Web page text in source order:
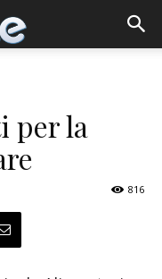
per la
816